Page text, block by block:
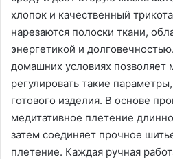
хлопок и качественный
нарезаются полоски ткани,
энергетикой и
домашних условиях позволяет
регулировать такие
готового изделия. В основе
медитативное плетение
затем соединяет прочное
плетение. Каждая ручная